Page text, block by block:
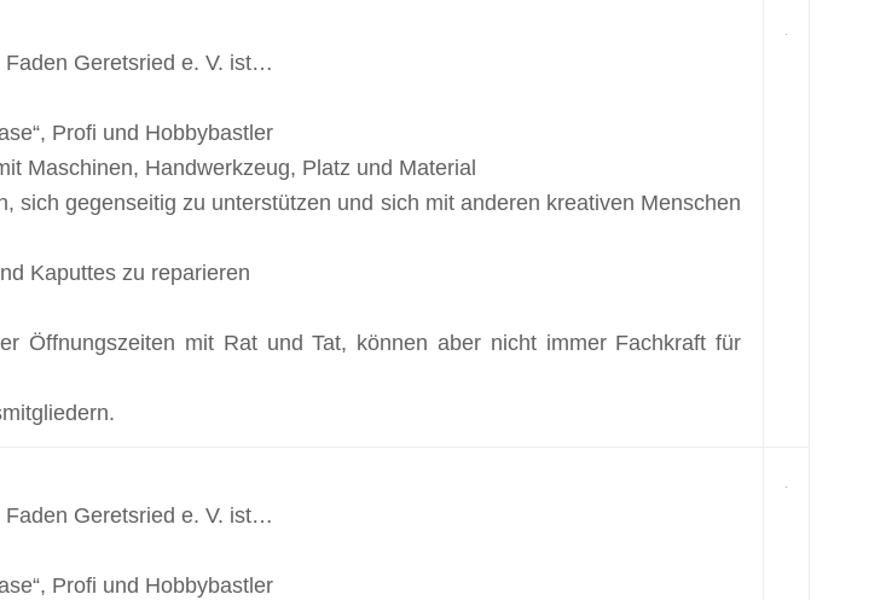
Geretsried e. V. ist…
Profi und Hobbybastler
Maschinen, Handwerkzeug, Platz und Material
sich gegenseitig zu unterstützen und sich mit anderen kreativen Menschen
Kaputtes zu reparieren
Öffnungszeiten mit Rat und Tat, können aber nicht immer Fachkraft für
Geretsried e. V. ist…
Profi und Hobbybastler